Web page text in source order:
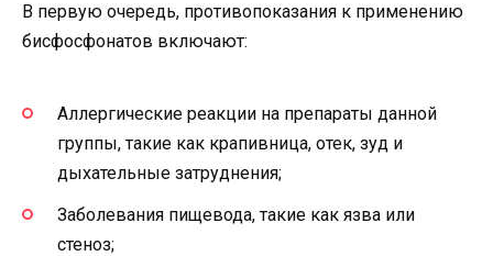
В первую очередь, противопоказания к применению
бисфосфонатов включают:
Аллергические реакции на препараты данной
группы, такие как крапивница, отек, зуд и
дыхательные затруднения;
Заболевания пищевода, такие как язва или
стеноз;